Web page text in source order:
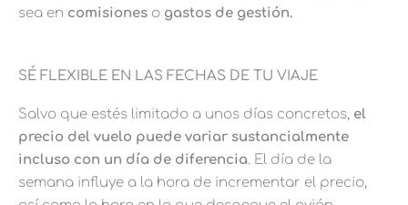
sea en comisiones o gastos de gestión.
SÉ FLEXIBLE EN LAS FECHAS DE TU VIAJE
Salvo que estés limitado a unos días concretos, el
precio del vuelo puede variar sustancialmente
incluso con un día de diferencia. El día de la
semana influye a la hora de incrementar el precio,